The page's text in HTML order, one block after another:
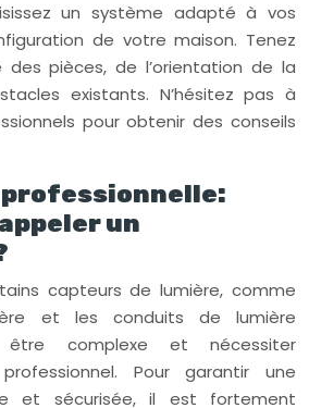
un système adapté à vos
de votre maison. Tenez
pièces, de l’orientation de la
existants. N’hésitez pas à
pour obtenir des conseils
un
capteurs de lumière, comme
et les conduits de lumière
être complexe et nécessiter
professionnel. Pour garantir une
et sécurisée, il est fortement